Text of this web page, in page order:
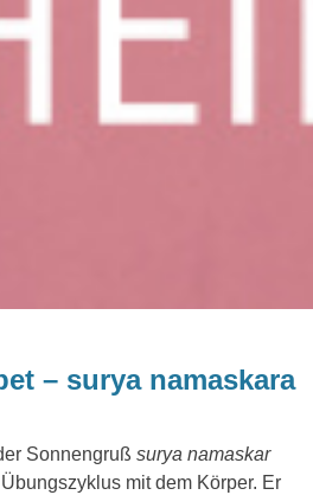
– surya namaskara
Sonnengruß surya namaskar
mit dem Körper. Er